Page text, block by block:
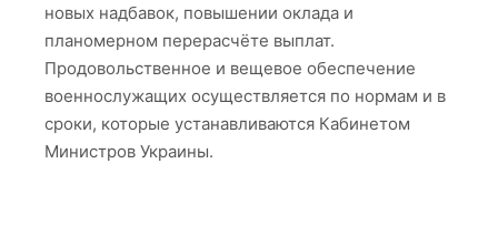
новых надбавок, повышении оклада и
планомерном перерасчёте выплат.
Продовольственное и вещевое обеспечение
военнослужащих осуществляется по нормам и в
сроки, которые устанавливаются Кабинетом
Министров Украины.